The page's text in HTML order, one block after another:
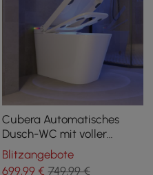
Cubera Automatisches
Dusch-WC mit voller
Funktion und Sitzheizung,
Aromatherapie
Blitzangebote
699,99€ 749,99 €